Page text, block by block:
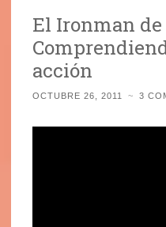
El Ironman
acción
OCTUBRE 26, 2011 ~ 3